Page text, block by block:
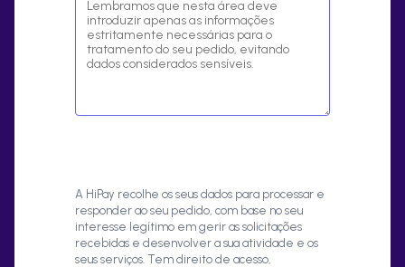
A HiPay recolhe os seus dados para processar e
responder ao seu pedido, com base no seu
interesse legítimo em gerir as solicitações
recebidas e desenvolver a sua atividade e os
seus serviços. Tem direito de acesso,